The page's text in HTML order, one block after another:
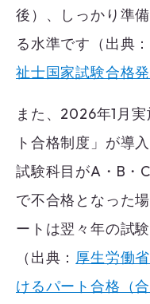
後）、しっかり準
る水準です（出典：
祉士国家試験合格発
また、2026年1月
ト合格制度」が導
試験科目がA・B・
で不合格となった
ートは翌々年の試
（出典： 厚生労働
けるパート合格（